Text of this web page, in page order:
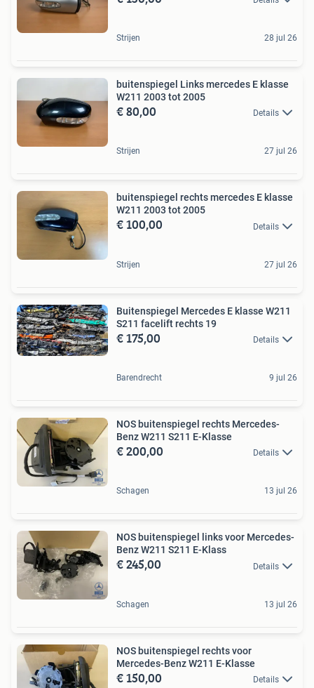
Strijen 28 jul 26
buitenspiegel Links mercedes E klasse
W211 2003 tot 2005
€ 80,00 Details
Strijen 27 jul 26
buitenspiegel rechts mercedes E klasse
W211 2003 tot 2005
€ 100,00 Details
Strijen 27 jul 26
Buitenspiegel Mercedes E klasse W211
S211 facelift rechts 19
€ 175,00 Details
Barendrecht 9 jul 26
NOS buitenspiegel rechts Mercedes-
Benz W211 S211 E-Klasse
€ 200,00 Details
Schagen 13 jul 26
NOS buitenspiegel links voor Mercedes-
Benz W211 S211 E-Klass
€ 245,00 Details
Schagen 13 jul 26
NOS buitenspiegel rechts voor
Mercedes-Benz W211 E-Klasse
€ 150,00 Details